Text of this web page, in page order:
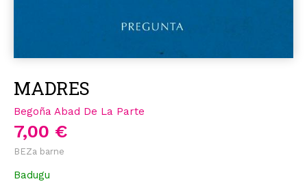
MADRES
Begoña Abad De La Parte
7,00 €
BEZa barne
Badugu